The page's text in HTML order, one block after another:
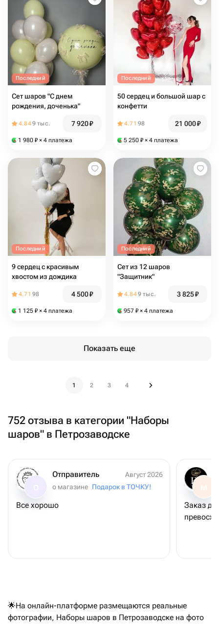
Последний
Сет шаров "С днем
рождения, доченька"
4.849 тыс. 7 920₽
1 980 ₽ × 4 платежа
Последний
50 сердец и большой шар с
конфетти
4.71 98 21 000₽
5 250 ₽ × 4 платежа
Последний
9 сердец с красивым
хвостом из дождика
4.71 98 4 500₽
1 125 ₽ × 4 платежа
Последний
Сет из 12 шаров
"Защитник"
4.849 тыс. 3 825₽
957 ₽ × 4 платежа
Показать еще
1 2 3 4
752 отзыва в категории "Наборы
шаров" в Петрозаводске
Отправитель
Август 2026
о магазине Подарок в ТОЧКУ!
Все хорошо
М
Заказ
🌟На онлайн-платформе размещаются реальные
фотографии, Наборы шаров в Петрозаводске на фото